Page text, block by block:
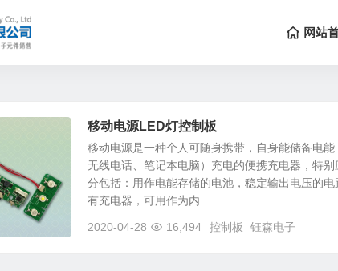
网站
移动电源LED灯控制板
移动电源是一种个人可随身携带，自身能储备电
无线电话、笔记本电脑）充电的便携充电器，特
分包括：用作电能存储的电池，稳定输出电压的
有充电器，可用作为内...
2020-04-28 16,494 控制板 钰森电子